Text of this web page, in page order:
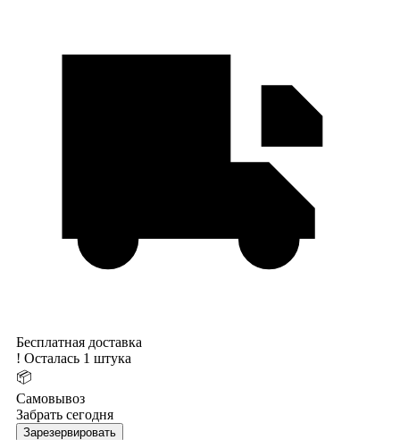
Бесплатная доставка
! Осталась 1 штука
📦
Самовывоз
Забрать сегодня
Зарезервировать